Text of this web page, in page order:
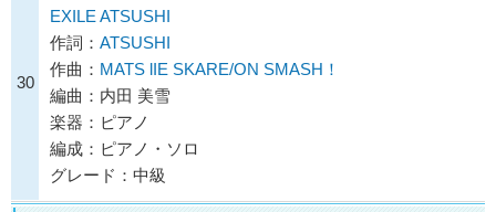
30
EXILE ATSUSHI
作詞： ATSUSHI
作曲： MATS lIE SKARE/ON SMASH！
編曲：内田 美雪
楽器：ピアノ
編成：ピアノ・ソロ
グレード：中級